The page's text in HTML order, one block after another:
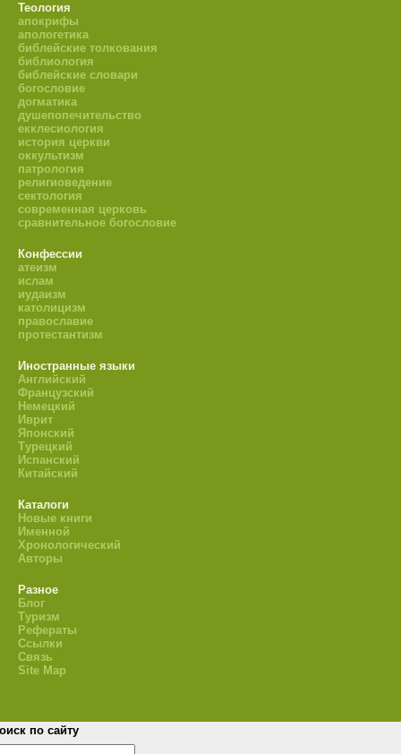
Теология
апокрифы
апологетика
библейские толкования
библиология
библейские словари
богословие
догматика
душепопечительство
екклесиология
история церкви
оккультизм
патрология
религиоведение
сектология
современная церковь
сравнительное богословие
Конфессии
атеизм
ислам
иудаизм
католицизм
православие
протестантизм
Иностранные языки
Английский
Французский
Немецкий
Иврит
Японский
Турецкий
Испанский
Китайский
Каталоги
Новые книги
Именной
Хронологический
Авторы
Разное
Блог
Туризм
Рефераты
Ссылки
Связь
Site Map
по сайту